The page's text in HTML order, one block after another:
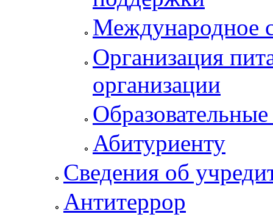
Международное
Организация
организации
Абитуриенту
Сведения об
Антитеррор